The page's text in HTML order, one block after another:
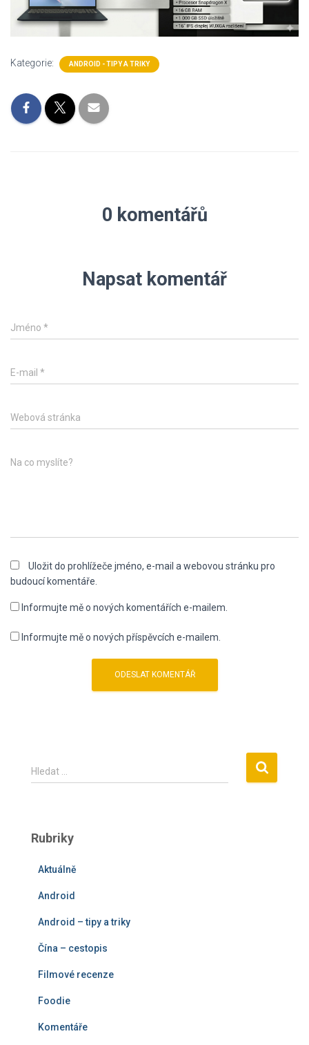
Kategorie: ANDROID - TIPY A TRIKY
0 komentářů
Napsat komentář
Jméno *
E-mail *
Webová stránka
Na co myslíte?
Uložit do prohlížeče jméno, e-mail a webovou stránku pro
budoucí komentáře.
Informujte mě o nových komentářích e-mailem.
Informujte mě o nových příspěvcích e-mailem.
V
y
d
Hledat …
Rubriky
Aktuálně
Android
Android – tipy a triky
Čína – cestopis
Filmové recenze
Foodie
Komentáře